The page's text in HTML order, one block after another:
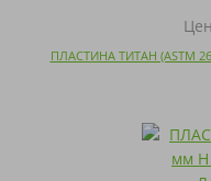
ПЛАСТИНА ТИТАН (ASTM